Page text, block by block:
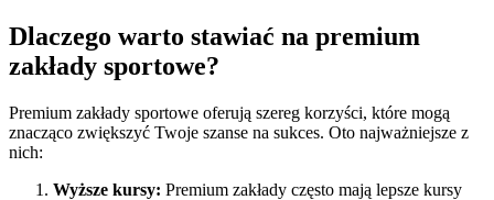
Dlaczego warto stawiać na premium
zakłady sportowe?
Premium zakłady sportowe oferują szereg korzyści, które mogą
znacząco zwiększyć Twoje szanse na sukces. Oto najważniejsze z
nich:
Wyższe kursy: Premium zakłady często mają lepsze kursy